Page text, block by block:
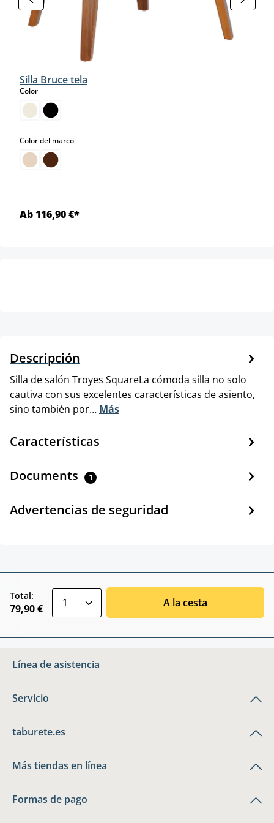
Silla Bruce tela
Colorselect
Color del marcoselect
Ab 116,90 €*
Descripción
Silla de salón Troyes SquareLa cómoda silla no solo
cautiva con sus excelentes características de asiento,
sino también por… Más
Características
Documents 1
Advertencias de seguridad
Total:
79,90 € A la cesta
Línea de asistencia
Servicio
taburete.es
Más tiendas en línea
Formas de pago